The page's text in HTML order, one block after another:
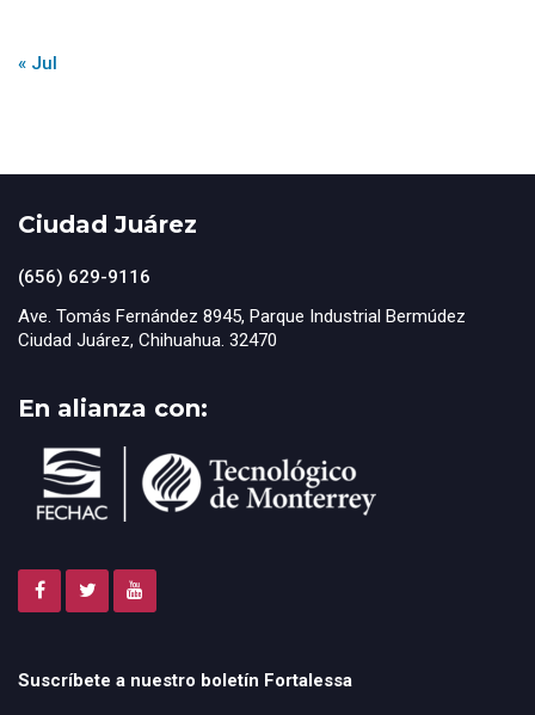
« Jul
Ciudad Juárez
(656) 629-9116
Ave. Tomás Fernández 8945, Parque Industrial Bermúdez
Ciudad Juárez, Chihuahua. 32470
En alianza con:
Suscríbete a nuestro boletín Fortalessa